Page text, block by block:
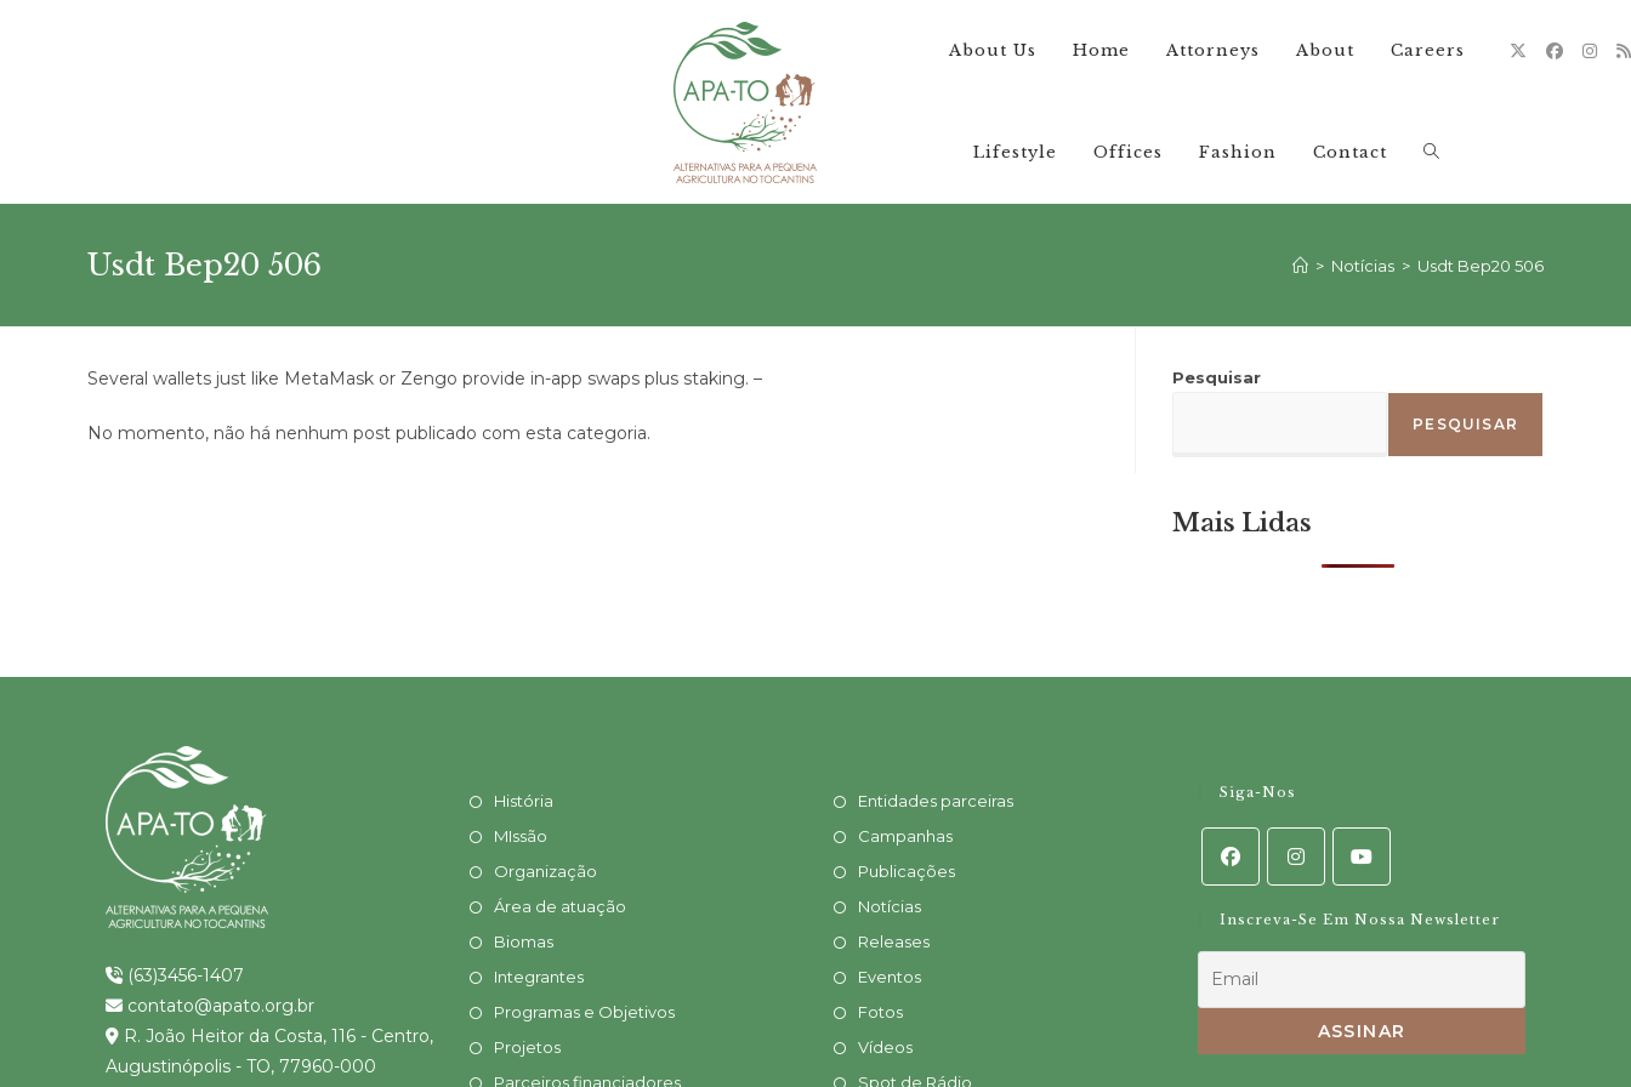
About Us Home Attorneys About Careers
Lifestyle Offices Fashion Contact Alternar
pesquisa
site
Usdt Bep20 506 > Notícias > Usdt Bep20 506
Several wallets just like MetaMask or Zengo provide in-app swaps plus staking. –
No momento, não há nenhum post publicado com esta categoria.
Pesquisar
PESQUISAR
Mais Lidas
(63)3456-1407
contato@apato.org.br
R. João Heitor da Costa, 116 - Centro,
Augustinópolis - TO, 77960-000
História
MIssão
Organização
Área de atuação
Biomas
Integrantes
Programas e Objetivos
Projetos
Parceiros financiadores
Entidades parceiras
Campanhas
Publicações
Notícias
Releases
Eventos
Fotos
Vídeos
Spot de Rádio
Siga-Nos
Inscreva-Se Em Nossa Newsletter